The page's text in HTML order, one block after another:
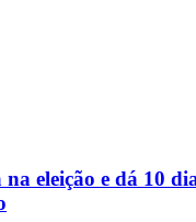
eleição e dá 10